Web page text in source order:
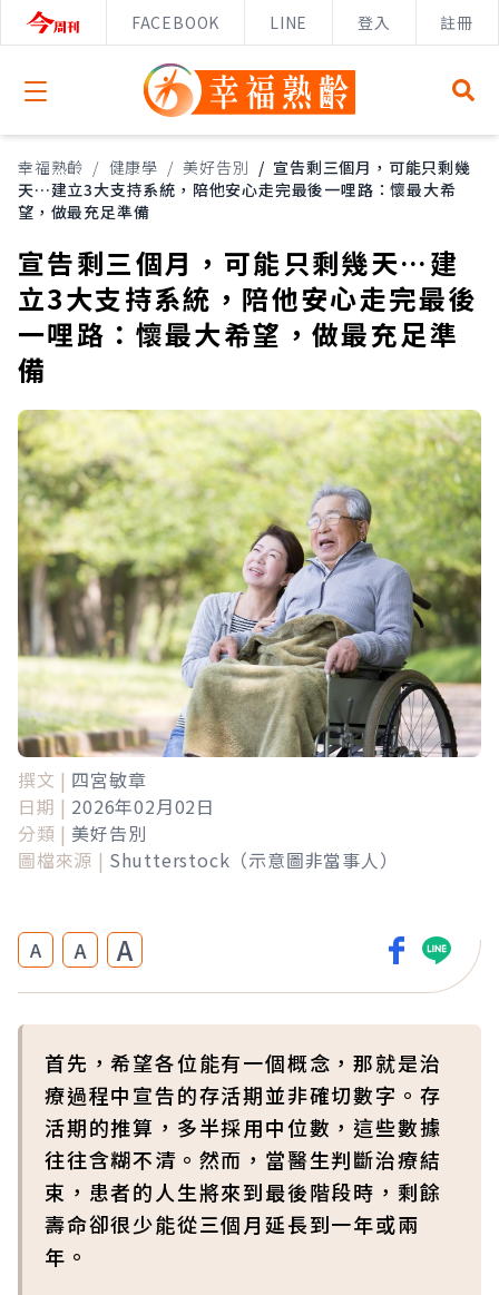
FACEBOOK LINE 登入 註冊
Open menu
幸福熟齡 / 健康學 / 美好告別 / 宣告剩三個月，可能只剩幾
天…建立3大支持系統，陪他安心走完最後一哩路：懷最大希
望，做最充足準備
宣告剩三個月，可能只剩幾天…建
立3大支持系統，陪他安心走完最後
一哩路：懷最大希望，做最充足準
備
撰文 | 四宮敏章
日期 | 2026年02月02日
分類 | 美好告別
圖檔來源 | Shutterstock（示意圖非當事人）
A A A
首先，希望各位能有一個概念，那就是治
療過程中宣告的存活期並非確切數字。存
活期的推算，多半採用中位數，這些數據
往往含糊不清。然而，當醫生判斷治療結
束，患者的人生將來到最後階段時，剩餘
壽命卻很少能從三個月延長到一年或兩
年。